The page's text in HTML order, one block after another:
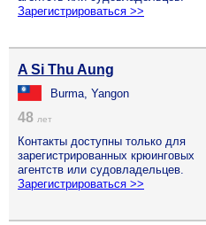
Зарегистрироваться >>
A Si Thu Aung
Burma, Yangon
48 лет
Контакты доступны только для
зарегистрированных крюинговых
агентств или судовладельцев.
Зарегистрироваться >>